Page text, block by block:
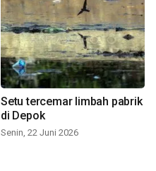
Setu tercemar limbah pabrik
di Depok
Senin, 22 Juni 2026